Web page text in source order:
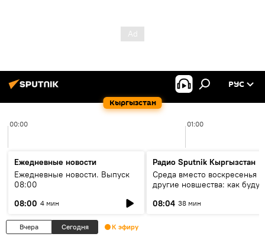
Кыргызстан
РУС
00:00 01:00
Ежедневные новости
Ежедневные новости. Выпуск
08:00
08:00 4 мин
Радио Sputnik Кыргызстан
Среда вместо воскресенья и
другие новшества: как будут
08:04 38 мин
Вчера Сегодня К эфиру